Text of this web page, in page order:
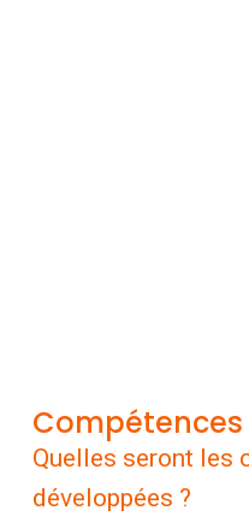
Compétences
Quelles seront les
développées ?